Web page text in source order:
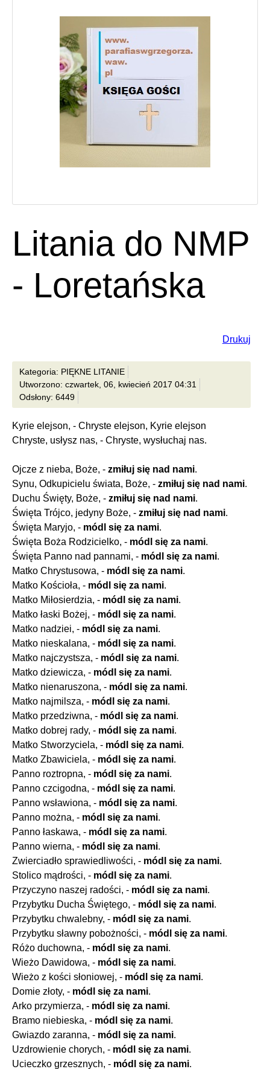
Litania do NMP
- Loretańska
Drukuj
Kategoria: PIĘKNE LITANIE
Utworzono: czwartek, 06, kwiecień 2017 04:31
Odsłony: 6449
Kyrie elejson, - Chryste elejson, Kyrie elejson
Chryste, usłysz nas, - Chryste, wysłuchaj nas.
Ojcze z nieba, Boże, - zmiłuj się nad nami.
Synu, Odkupicielu świata, Boże, - zmiłuj się nad nami.
Duchu Święty, Boże, - zmiłuj się nad nami.
Święta Trójco, jedyny Boże, - zmiłuj się nad nami.
Święta Maryjo, - módl się za nami.
Święta Boża Rodzicielko, - módl się za nami.
Święta Panno nad pannami, - módl się za nami.
Matko Chrystusowa, - módl się za nami.
Matko Kościoła, - módl się za nami.
Matko Miłosierdzia, - módl się za nami.
Matko łaski Bożej, - módl się za nami.
Matko nadziei, - módl się za nami.
Matko nieskalana, - módl się za nami.
Matko najczystsza, - módl się za nami.
Matko dziewicza, - módl się za nami.
Matko nienaruszona, - módl się za nami.
Matko najmilsza, - módl się za nami.
Matko przedziwna, - módl się za nami.
Matko dobrej rady, - módl się za nami.
Matko Stworzyciela, - módl się za nami.
Matko Zbawiciela, - módl się za nami.
Panno roztropna, - módl się za nami.
Panno czcigodna, - módl się za nami.
Panno wsławiona, - módl się za nami.
Panno można, - módl się za nami.
Panno łaskawa, - módl się za nami.
Panno wierna, - módl się za nami.
Zwierciadło sprawiedliwości, - módl się za nami.
Stolico mądrości, - módl się za nami.
Przyczyno naszej radości, - módl się za nami.
Przybytku Ducha Świętego, - módl się za nami.
Przybytku chwalebny, - módl się za nami.
Przybytku sławny pobożności, - módl się za nami.
Różo duchowna, - módl się za nami.
Wieżo Dawidowa, - módl się za nami.
Wieżo z kości słoniowej, - módl się za nami.
Domie złoty, - módl się za nami.
Arko przymierza, - módl się za nami.
Bramo niebieska, - módl się za nami.
Gwiazdo zaranna, - módl się za nami.
Uzdrowienie chorych, - módl się za nami.
Ucieczko grzesznych, - módl się za nami.